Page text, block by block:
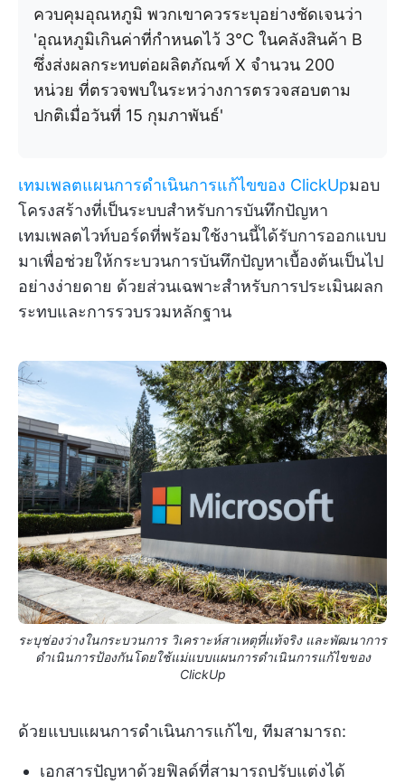
ควบคุมอุณหภูมิ พวกเขาควรระบุอย่างชัดเจนว่า
'อุณหภูมิเกินค่าที่กำหนดไว้ 3°C ในคลังสินค้า B
ซึ่งส่งผลกระทบต่อผลิตภัณฑ์ X จำนวน 200
หน่วย ที่ตรวจพบในระหว่างการตรวจสอบตาม
ปกติเมื่อวันที่ 15 กุมภาพันธ์'
เทมเพลตแผนการดำเนินการแก้ไขของ ClickUpมอบ
โครงสร้างที่เป็นระบบสำหรับการบันทึกปัญหา
เทมเพลตไวท์บอร์ดที่พร้อมใช้งานนี้ได้รับการออกแบบ
มาเพื่อช่วยให้กระบวนการบันทึกปัญหาเบื้องต้นเป็นไป
อย่างง่ายดาย ด้วยส่วนเฉพาะสำหรับการประเมินผลก
ระทบและการรวบรวมหลักฐาน
ระบุช่องว่างในกระบวนการ วิเคราะห์สาเหตุที่แท้จริง และพัฒนาการ
ดำเนินการป้องกันโดยใช้แม่แบบแผนการดำเนินการแก้ไขของ
ClickUp
ด้วยแบบแผนการดำเนินการแก้ไข, ทีมสามารถ:
เอกสารปัญหาด้วยฟิลด์ที่สามารถปรับแต่งได้